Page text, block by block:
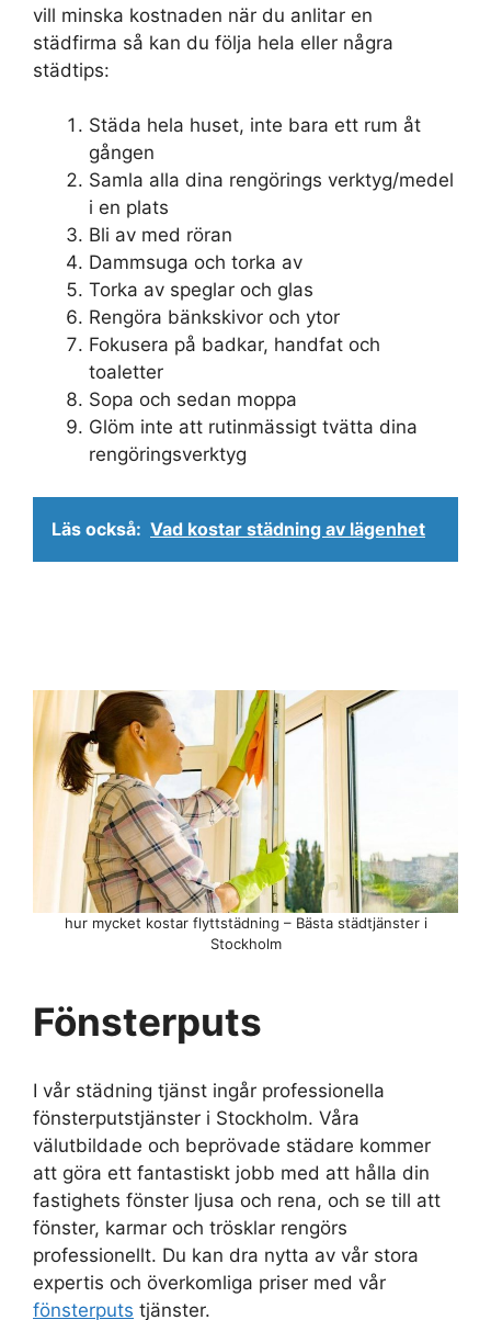
vill minska kostnaden när du anlitar en
städfirma så kan du följa hela eller några
städtips:
Städa hela huset, inte bara ett rum åt
gången
Samla alla dina rengörings verktyg/medel
i en plats
Bli av med röran
Dammsuga och torka av
Torka av speglar och glas
Rengöra bänkskivor och ytor
Fokusera på badkar, handfat och
toaletter
Sopa och sedan moppa
Glöm inte att rutinmässigt tvätta dina
rengöringsverktyg
Läs också: Vad kostar städning av lägenhet
hur mycket kostar flyttstädning – Bästa städtjänster i
Stockholm
Fönsterputs
I vår städning tjänst ingår professionella
fönsterputstjänster i Stockholm. Våra
välutbildade och beprövade städare kommer
att göra ett fantastiskt jobb med att hålla din
fastighets fönster ljusa och rena, och se till att
fönster, karmar och trösklar rengörs
professionellt. Du kan dra nytta av vår stora
expertis och överkomliga priser med vår
fönsterputs tjänster.